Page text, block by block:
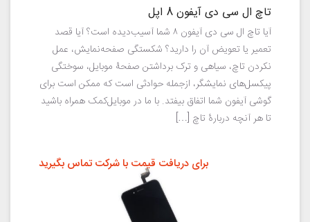
تاچ ال سی دی آیفون 8 اپل
آیا تاچ ال سی دی آیفون ۸ شما آسیب‌دیده است؟‌ آیا قصد
تعمیر یا تعویض آن را دارید؟ شکستگی صفحه‌نمایش، عمل
نکردن تاچ، سیاهی و ترک برداشتن صفحهٔ موبایل، سوختگی
پیکسل‌های نمایشگر، ازجمله حوادثی است که ممکن است برای
گوشی آیفون شما اتفاق بیفتد. با ما در موبایل‌کمک همراه باشید
تا هر آنچه دربارهٔ تاچ […]
برای دریافت قیمت با شرکت تماس بگیرید